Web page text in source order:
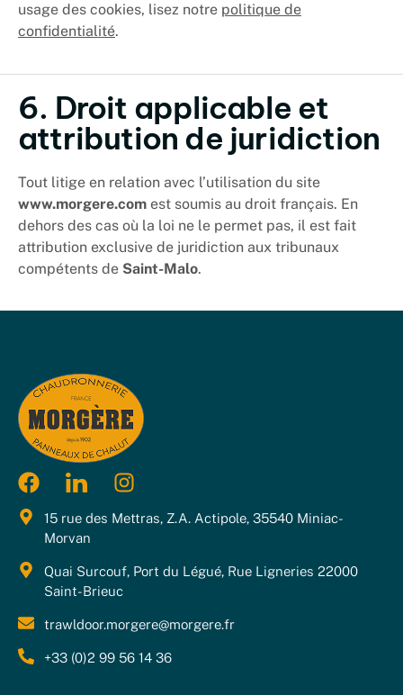
usage des cookies, lisez notre politique de
confidentialité.
6. Droit applicable et
attribution de juridiction
Tout litige en relation avec l’utilisation du site
www.morgere.com est soumis au droit français. En
dehors des cas où la loi ne le permet pas, il est fait
attribution exclusive de juridiction aux tribunaux
compétents de Saint-Malo.
15 rue des Mettras, Z.A. Actipole, 35540 Miniac-
Morvan
Quai Surcouf, Port du Légué, Rue Ligneries 22000
Saint-Brieuc
trawldoor.morgere@morgere.fr
+33 (0)2 99 56 14 36